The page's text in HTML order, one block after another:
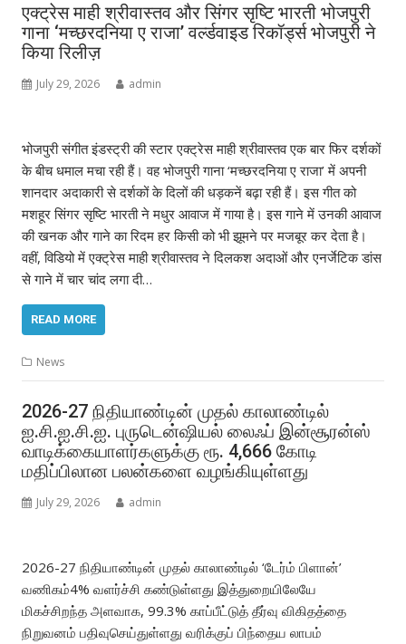
एक्ट्रेस माही श्रीवास्तव और सिंगर सृष्टि भारती भोजपुरी
गाना ‘मच्छरदनिया ए राजा’ वर्ल्डवाइड रिकॉर्ड्स भोजपुरी ने
किया रिलीज़
July 29, 2026 admin
भोजपुरी संगीत इंडस्ट्री की स्टार एक्ट्रेस माही श्रीवास्तव एक बार फिर दर्शकों
के बीच धमाल मचा रही हैं। वह भोजपुरी गाना ‘मच्छरदनिया ए राजा’ में अपनी
शानदार अदाकारी से दर्शकों के दिलों की धड़कनें बढ़ा रही हैं। इस गीत को
मशहूर सिंगर सृष्टि भारती ने मधुर आवाज में गाया है। इस गाने में उनकी आवाज
की खनक और गाने का रिदम हर किसी को भी झूमने पर मजबूर कर देता है।
वहीं, विडियो में एक्ट्रेस माही श्रीवास्तव ने दिलकश अदाओं और एनर्जेटिक डांस
से गाने में चार चांद लगा दी…
READ MORE
News
2026-27 நிதியாண்டின் முதல் காலாண்டில்
ஐ.சி.ஐ.சி.ஐ. புருடென்ஷியல் லைஃப் இன்சூரன்ஸ்
வாடிக்கையாளர்களுக்கு ரூ. 4,666 கோடி
மதிப்பிலான பலன்களை வழங்கியுள்ளது
July 29, 2026 admin
2026-27 நிதியாண்டின் முதல் காலாண்டில் ‘டேர்ம் பிளான்’
வணிகம்4% வளர்ச்சி கண்டுள்ளது இத்துறையிலேயே
மிகச்சிறந்த அளவாக, 99.3% காப்பீட்டுத் தீர்வு விகிதத்தை
நிறுவனம் பதிவுசெய்துள்ளது வரிக்குப் பிந்தைய லாபம்